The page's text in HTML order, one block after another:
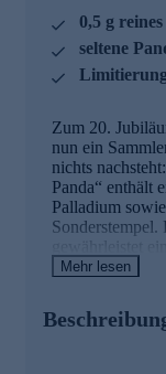
0,5 g
seltene
Zum 20.
nun ein
nichts
Panda“ enthält
Palladium
Sonderstempel.
gewährleistet
beliebteste
Mehr lesen